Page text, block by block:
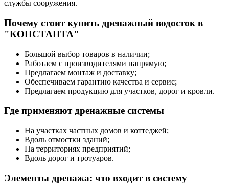
службы сооружения.
Почему стоит купить дренажный водосток в
"КОНСТАНТА"
Большой выбор товаров в наличии;
Работаем с производителями напрямую;
Предлагаем монтаж и доставку;
Обеспечиваем гарантию качества и сервис;
Предлагаем продукцию для участков, дорог и кровли.
Где применяют дренажные системы
На участках частных домов и коттеджей;
Вдоль отмостки зданий;
На территориях предприятий;
Вдоль дорог и тротуаров.
Элементы дренажа: что входит в систему